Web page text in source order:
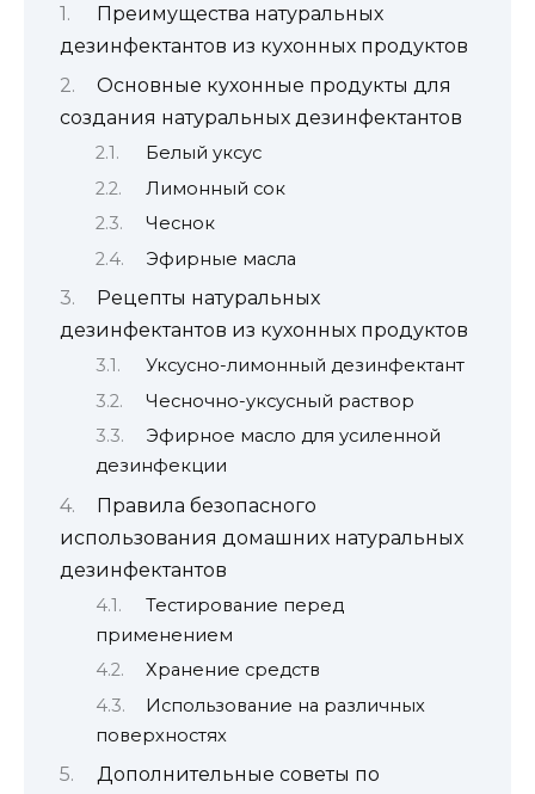
Преимущества натуральных
дезинфектантов из кухонных продуктов
Основные кухонные продукты для
создания натуральных дезинфектантов
Белый уксус
Лимонный сок
Чеснок
Эфирные масла
Рецепты натуральных
дезинфектантов из кухонных продуктов
Уксусно-лимонный дезинфектант
Чесночно-уксусный раствор
Эфирное масло для усиленной
дезинфекции
Правила безопасного
использования домашних натуральных
дезинфектантов
Тестирование перед
применением
Хранение средств
Использование на различных
поверхностях
Дополнительные советы по